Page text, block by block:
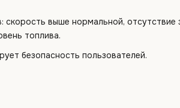
выше нормальной, отсутствие
топлива.
безопасность пользователей.